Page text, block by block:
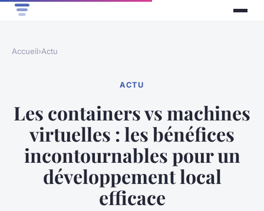
Accueil›Actu
ACTU
Les containers vs machines
virtuelles : les bénéfices
incontournables pour un
développement local
efficace